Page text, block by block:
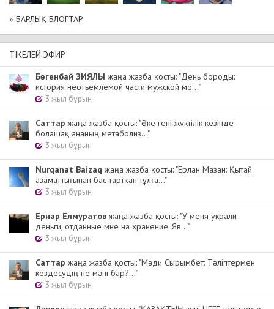
» БАРЛЫҚ БЛОГТАР
ТІКЕЛЕЙ ЭФИР
Бөгенбай ЗИЯЛЫ жаңа жазба қосты: "День бороды:
история неотъемлемой части мужской мо..."
3 жыл бұрын
Cаттар жаңа жазба қосты: "Әке гені жүктілік кезінде
болашақ ананың метаболиз..."
3 жыл бұрын
Nurqanat Baizaq жаңа жазба қосты: "Ерлан Мазан: Қытай
азаматтығынан бас тартқан тұлға..."
3 жыл бұрын
Ернар Елмуратов жаңа жазба қосты: "У меня украли
деньги, отданные мне на хранение. Яв..."
3 жыл бұрын
Cаттар жаңа жазба қосты: "Мәди Сырымбет: Тәліптермен
кездесудің не мәні бар?..."
3 жыл бұрын